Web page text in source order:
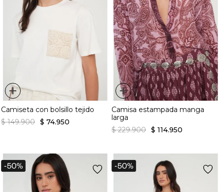
+
Camiseta con bolsillo tejido
$ 149.900 $ 74.950
+
Camisa estampada manga
larga
$ 229.900 $ 114.950